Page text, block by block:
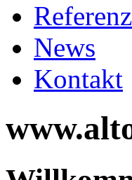
News
Kontakt